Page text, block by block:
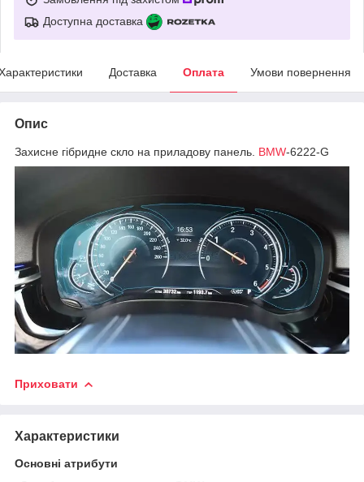
Доступна доставка
Доставка Оплата Умови повернення
Опис
Захисне гібридне скло на приладову панель. BMW-6222-G
Приховати
Характеристики
Основні атрибути